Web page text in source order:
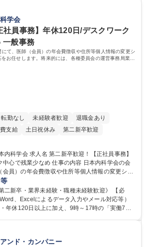
あります。 募集職種 【営業事務】
/平均残業時間10H/完全週休2日
ャレンジを厭わず、粘り強く業務に取り組める
信頼関係を構築でき、期限を意識したスケジュ
来的に他部署（営業部門、コーポレート部門）
あります。 学歴・資格 学歴：大学
地建物取引士
学会
員事務】年休120日/デスクワーク
一般事務
て、医師（会員）の年会費徴収や住所等個人情報の変更シ
お任せします。将来的には、各種委員会の運営事務局業務
きます。
転勤なし 未経験者歓迎
退職金あり
支給 土日祝休み 第二新卒歓迎
迎！【正社員事務】
仕事の内容 日本内科学会の会
会員）の年会費徴収や住所等個人情報の変更シス
をお任せします。将来的には、各種委員会の運
っていただきます。 【会員管理・データ
）の住所変更、個人情報のシステム登録・更新
データの照合確認 【問い合わせ対応】 ・会員
心で残業少なめ
二新卒・業界未経験・職種未経験歓迎》 【必
、Excelによるデータ入力やメール対応等）
歴：大学院 大学 語学
ンド・カンパニー